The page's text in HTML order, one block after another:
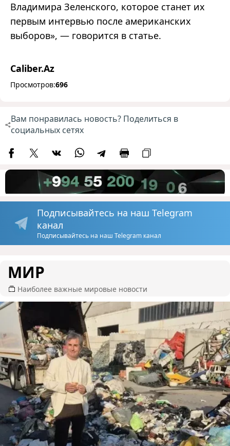
Владимира Зеленского, которое станет их
первым интервью после американских
выборов», — говорится в статье.
Caliber.Az
Просмотров:696
Вам понравилась новость? Поделиться в
социальных сетях
Подписывайтесь на наш Telegram
канал
Подписывайтесь на наш Telegram канал
МИР
Наиболее важные мировые новости